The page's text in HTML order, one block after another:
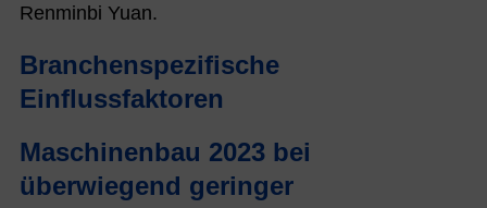
Renminbi Yuan.
Branchenspezifische
Einflussfaktoren
Maschinenbau 2023 bei
überwiegend geringer